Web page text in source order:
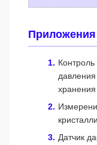
Приложения
хранения
Датчик